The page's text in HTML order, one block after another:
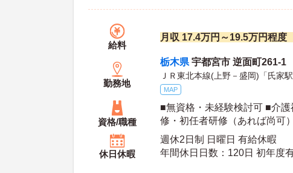
給料
月収 17.4万円～19.5万円程
勤務地
栃木県 宇都宮市 逆面町261-1
ＪＲ東北本線(上野－盛岡)「氏家
MAP
資格/職種
■無資格・未経験検討可 ■介
修・初任者研修（あれば尚可
許（AT限定可）必須
休日休暇
週休2日制 日曜日 有給休暇
年間休日日数：120日 初年度有給日数：10日 最